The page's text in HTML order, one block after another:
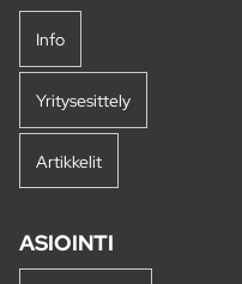
Info
Yritysesittely
Artikkelit
ASIOINTI